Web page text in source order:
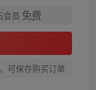
会员 免费
可保存购买订单